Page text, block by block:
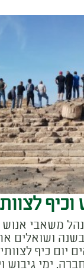
וכיף לצוות
משאבי אנוש
ושואלים
יום כיף
ימי גיבוש